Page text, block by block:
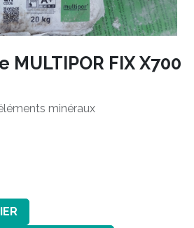
FIX X700
minéraux